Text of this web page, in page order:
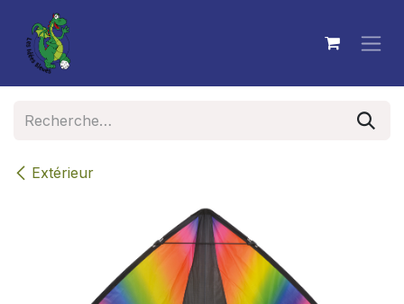
Se rendre au contenu
Extérieur